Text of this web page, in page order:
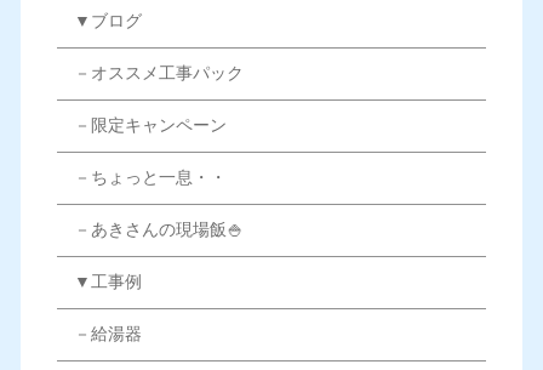
▼ブログ
－オススメ工事パック
－限定キャンペーン
－ちょっと一息・・
－あきさんの現場飯🍚
▼工事例
－給湯器